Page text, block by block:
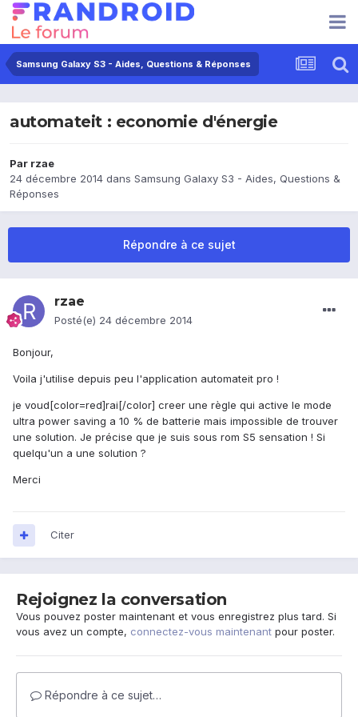
Samsung Galaxy S3 - Aides, Questions & Réponses
automateit : economie d'énergie
Par rzae
24 décembre 2014 dans Samsung Galaxy S3 - Aides, Questions &
Réponses
Répondre à ce sujet
rzae
Posté(e) 24 décembre 2014
Bonjour,
Voila j'utilise depuis peu l'application automateit pro !
je voud[color=red]rai[/color] creer une règle qui active le mode
ultra power saving a 10 % de batterie mais impossible de trouver
une solution. Je précise que je suis sous rom S5 sensation ! Si
quelqu'un a une solution ?
Merci
Citer
Rejoignez la conversation
Vous pouvez poster maintenant et vous enregistrez plus tard. Si
vous avez un compte, connectez-vous maintenant pour poster.
Répondre à ce sujet…